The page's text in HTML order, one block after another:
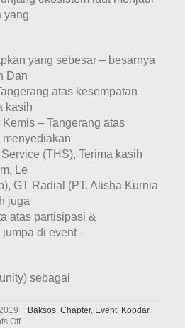
yang
yang sebesar – besarnya
Dan
atas kesempatan
kasih
– Tangerang atas
(THS), Terima kasih
Le
GT Radial (PT. Alisha Kurnia
juga
atas partisipasi &
di event –
sebagai
Baksos, Chapter, Event, Kopdar,
Offon